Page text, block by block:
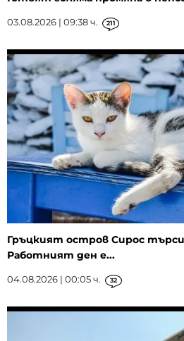
03.08.2026 | 09:38 ч. 211
Гръцкият остров Сирос
Работният ден е...
04.08.2026 | 00:05 ч. 32